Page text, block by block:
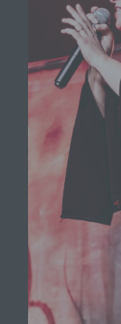
Name und
Europäischen
und anderer
Michaela
Hauffstraße 10
90491
E-Mail: